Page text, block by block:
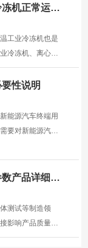
良好的解决措
-90℃制冷机出
机正常运
工业冷冻机也是
冷冻机、离心式
机、水冷式低温
冻机使用是比较
冷冻机的平稳运
性说明
能源汽车终端用
要对新能源汽车
展，新能源汽车
。因此，测试评
产品详细介
测试等制造领
影响产品质量与
高低温循环器或